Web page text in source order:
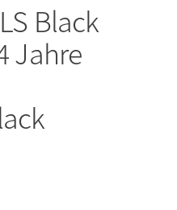
Black
Jahre